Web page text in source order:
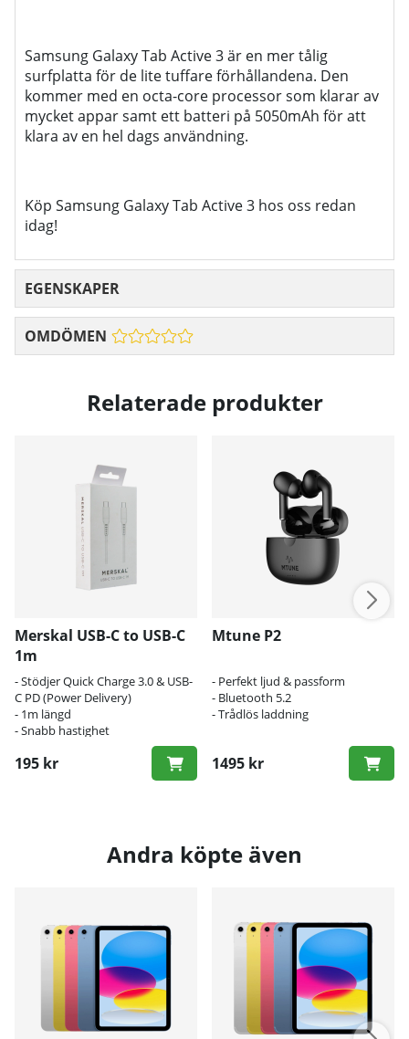
Samsung Galaxy Tab Active 3 är en mer tålig
surfplatta för de lite tuffare förhållandena. Den
kommer med en octa-core processor som klarar av
mycket appar samt ett batteri på 5050mAh för att
klara av en hel dags användning.
Köp Samsung Galaxy Tab Active 3 hos oss redan
idag!
EGENSKAPER
OMDÖMEN
Relaterade produkter
Merskal USB-C to USB-C
1m
- Stödjer Quick Charge 3.0 & USB-
C PD (Power Delivery)
- 1m längd
- Snabb hastighet
195 kr
Mtune P2
- Perfekt ljud & passform
- Bluetooth 5.2
- Trådlös laddning
1495 kr
Andra köpte även